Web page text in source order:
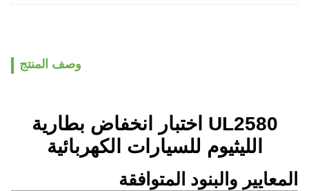
وصف المنتج
UL2580 اختبار انخفاض بطارية
الليثيوم للسيارات الكهربائية
المعايير والبنود المتوافقة